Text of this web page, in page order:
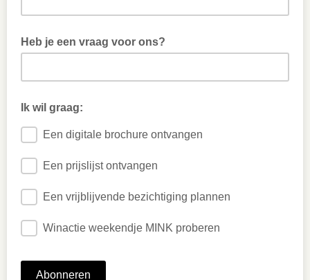
Heb je een vraag voor ons?
Ik wil graag:
Een digitale brochure ontvangen
Een prijslijst ontvangen
Een vrijblijvende bezichtiging plannen
Winactie weekendje MINK proberen